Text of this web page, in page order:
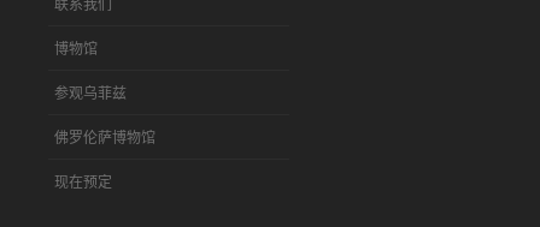
联系我们
博物馆
参观乌菲兹
佛罗伦萨博物馆
现在预定